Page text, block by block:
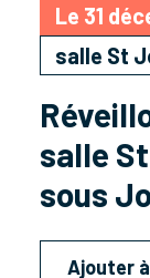
Le 31
salle St
salle
sous
Ajouter